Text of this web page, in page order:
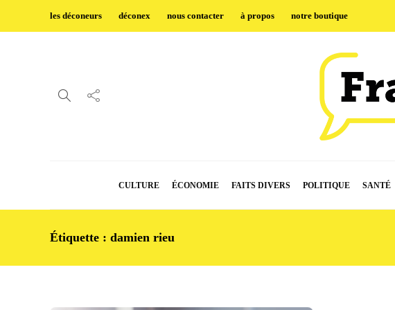
les déconeurs déconex nous contacter à propos notre boutique
CULTURE ÉCONOMIE FAITS DIVERS POLITIQUE SANTÉ
Étiquette : damien rieu